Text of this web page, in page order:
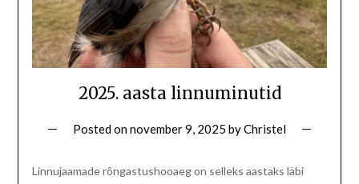
2025. aasta linnuminutid
Posted onnovember 9, 2025 byChristel
Linnujaamade rõngastushooaeg on selleks aastaks läbi